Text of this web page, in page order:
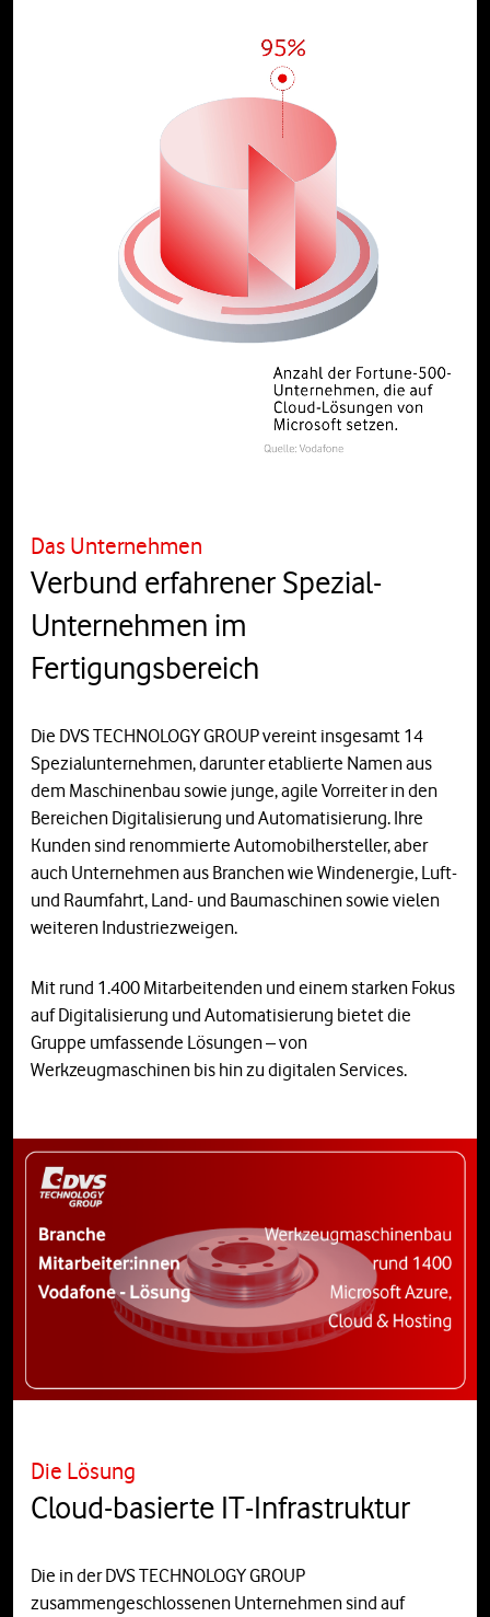
Das Unternehmen
Verbund erfahrener Spezial-
Unternehmen im
Fertigungsbereich
Die DVS TECHNOLOGY GROUP vereint insgesamt 14
Spezialunternehmen, darunter etablierte Namen aus
dem Maschinenbau sowie junge, agile Vorreiter in den
Bereichen Digitalisierung und Automatisierung. Ihre
Kunden sind renommierte Automobilhersteller, aber
auch Unternehmen aus Branchen wie Windenergie, Luft-
und Raumfahrt, Land- und Baumaschinen sowie vielen
weiteren Industriezweigen.
Mit rund 1.400 Mitarbeitenden und einem starken Fokus
auf Digitalisierung und Automatisierung bietet die
Gruppe umfassende Lösungen – von
Werkzeugmaschinen bis hin zu digitalen Services.
Die Lösung
Cloud-basierte IT-Infrastruktur
Die in der DVS TECHNOLOGY GROUP
zusammengeschlossenen Unternehmen sind auf